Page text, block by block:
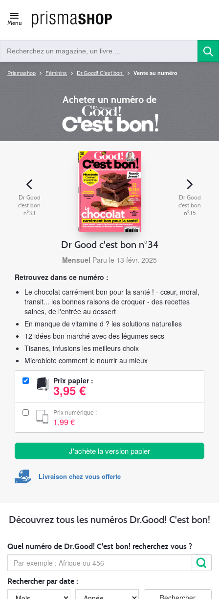
Open/close
navigation
Menu
Prismashop Féminins Dr.Good! C'est bon! Vente au numéro
Acheter un numéro de
Dr Good
c'est bon
n°33
Dr Good c'est bon n°34
Mensuel Paru le 13 févr. 2025
Retrouvez dans ce numéro :
Le chocolat carrément bon pour la santé ! - cœur, moral,
transit... les bonnes raisons de croquer - des recettes
saines, de l'entrée au dessert
En manque de vitamine d ? les solutions naturelles
12 idées bon marché avec des légumes secs
Tisanes, infusions les meilleurs choix
Microbiote comment le nourrir au mieux
Prix papier :
3,95 €
Prix numérique :
1,99 €
J'achète la version papier
Livraison chez vous offerte
Dr Good
c'est bon
n°35
Découvrez tous les numéros Dr.Good! C'est bon!
Quel numéro de Dr.Good! C'est bon! recherchez vous ?
Rechercher par date :